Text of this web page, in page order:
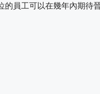
員工可以在幾年內期待晉